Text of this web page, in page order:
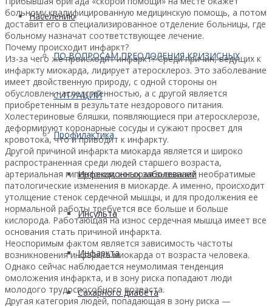
Населению
ПО ВОПРОСАМ ПРЕОДОЛЕНИЯ КРИЗИСНЫХ
СИТУАЦИЙ
Профилактика
Инфекционных заболеваний
Инсульта
Инфаркта
Сахарного диабета
больному квалифицированную медицинскую помощь, а потом
доставит его в специализированное отделение больницы, где
больному назначат соответствующее лечение.
Почему происходит инфаркт?
Из-за чего же происходит инфаркт? Среди причин, ведущих к
инфаркту миокарда, лидирует атеросклероз. Это заболевание
имеет двойственную природу, с одной стороны он
обусловлен наследственностью, а с другой является
приобретенным в результате нездорового питания.
Холестериновые бляшки, появляющиеся при атеросклерозе,
деформируют коронарные сосуды и сужают просвет для
кровотока, что и приводит к инфаркту.
Другой причиной инфаркта миокарда является и широко
распространенная среди людей старшего возраста,
артериальная гипертония, которая вызывает необратимые
патологические изменения в миокарде. А именно, происходит
утолщение стенок сердечной мышцы, и для продолжения ее
нормальной работы требуется все больше и больше
кислорода. Работающая на износ сердечная мышца имеет все
основания стать причиной инфаркта.
Неоспоримым фактом является зависимость частоты
возникновения инфаркта миокарда от возраста человека.
Однако сейчас наблюдается неумолимая тенденция
омоложения инфаркта, и в зону риска попадают люди
молодого трудоспособного возраста.
Другая категория людей, попадающая в зону риска —